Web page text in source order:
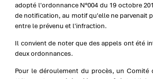
adopté l'ordonnance N°004 du 19 octobre
de notification, au motif qu'elle ne parvenait
entre le prévenu et l'infraction.
Il convient de noter que des appels ont été
deux ordonnances.
Pour le déroulement du procès, un Comité